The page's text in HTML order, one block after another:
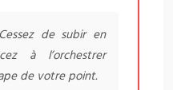
de subir en
à l’orchestrer
de votre point.